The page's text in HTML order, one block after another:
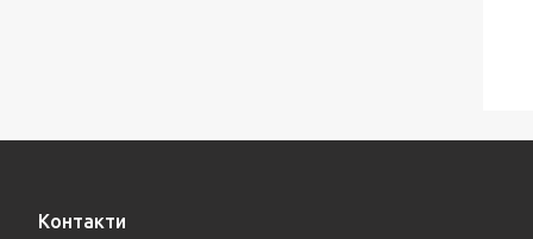
Контакти